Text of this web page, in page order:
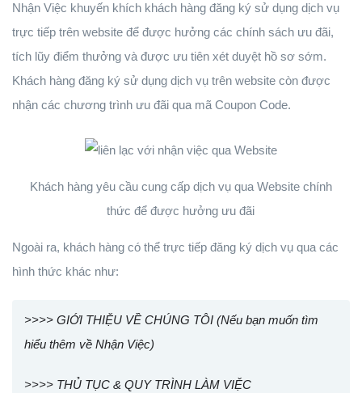
Nhận Việc khuyến khích khách hàng đăng ký sử dụng dịch vụ
trực tiếp trên website để được hưởng các chính sách ưu đãi,
tích lũy điểm thưởng và được ưu tiên xét duyệt hồ sơ sớm.
Khách hàng đăng ký sử dụng dịch vụ trên website còn được
nhận các chương trình ưu đãi qua mã Coupon Code.
Khách hàng yêu cầu cung cấp dịch vụ qua Website chính
thức để được hưởng ưu đãi
Ngoài ra, khách hàng có thể trực tiếp đăng ký dịch vụ qua các
hình thức khác như:
>>>> GIỚI THIỆU VỀ CHÚNG TÔI (Nếu bạn muốn tìm
hiểu thêm về Nhận Việc)
>>>> THỦ TỤC & QUY TRÌNH LÀM VIỆC